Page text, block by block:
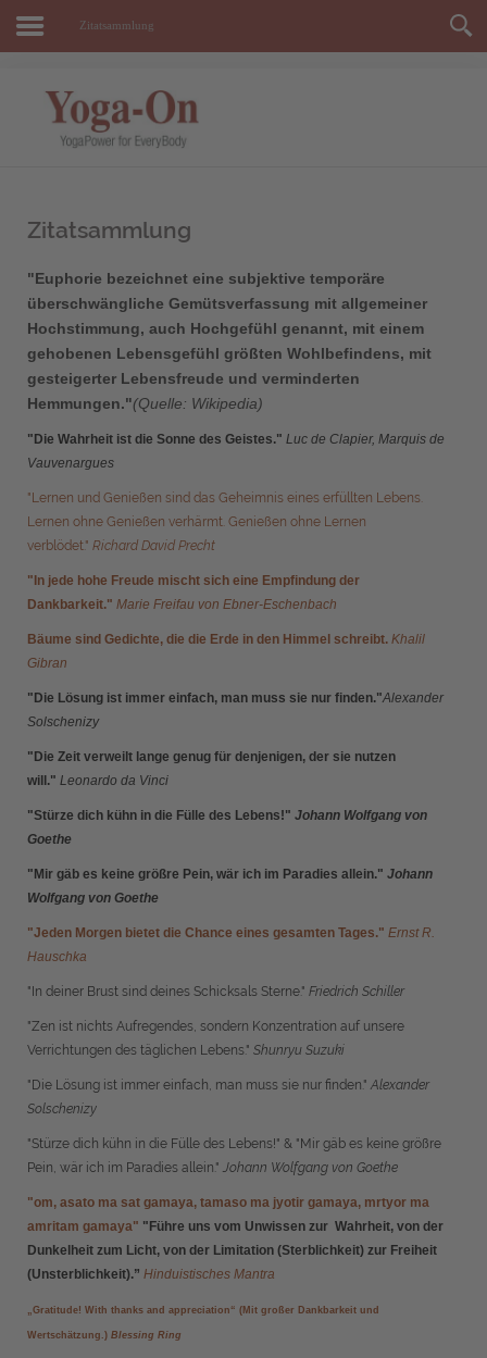
Zitatsammlung
Zitatsammlung
"Euphorie bezeichnet eine subjektive temporäre
überschwängliche Gemütsverfassung mit allgemeiner
Hochstimmung, auch Hochgefühl genannt, mit einem
gehobenen Lebensgefühl größten Wohlbefindens, mit
gesteigerter Lebensfreude und verminderten
Hemmungen."(Quelle: Wikipedia)
"Die Wahrheit ist die Sonne des Geistes." Luc de Clapier, Marquis de
Vauvenargues
"Lernen und Genießen sind das Geheimnis eines erfüllten Lebens.
Lernen ohne Genießen verhärmt. Genießen ohne Lernen
verblödet." Richard David Precht
"In jede hohe Freude mischt sich eine Empfindung der
Dankbarkeit." Marie Freifau von Ebner-Eschenbach
Bäume sind Gedichte, die die Erde in den Himmel schreibt. Khalil
Gibran
"Die Lösung ist immer einfach, man muss sie nur finden."Alexander
Solschenizy
"Die Zeit verweilt lange genug für denjenigen, der sie nutzen
will." Leonardo da Vinci
"Stürze dich kühn in die Fülle des Lebens!" Johann Wolfgang von
Goethe
"Mir gäb es keine größre Pein, wär ich im Paradies allein." Johann
Wolfgang von Goethe
"Jeden Morgen bietet die Chance eines gesamten Tages." Ernst R.
Hauschka
"In deiner Brust sind deines Schicksals Sterne." Friedrich Schiller
"Zen ist nichts Aufregendes, sondern Konzentration auf unsere
Verrichtungen des täglichen Lebens." Shunryu Suzuki
" Die Lösung ist immer einfach, man muss sie nur finden." Alexander
Solschenizy
"Stürze dich kühn in die Fülle des Lebens!" & "Mir gäb es keine größre
Pein, wär ich im Paradies allein." Johann Wolfgang von Goethe
"om, asato ma sat gamaya, tamaso ma jyotir gamaya, mrtyor ma
amritam gamaya" " Führe uns vom Unwissen zur Wahrheit, von der
Dunkelheit zum Licht, von der Limitation (Sterblichkeit) zur Freiheit
(Unsterblichkeit).” Hinduistisches Mantra
„Gratitude! With thanks and appreciation“ (Mit großer Dankbarkeit und
Wertschätzung.) Blessing Ring